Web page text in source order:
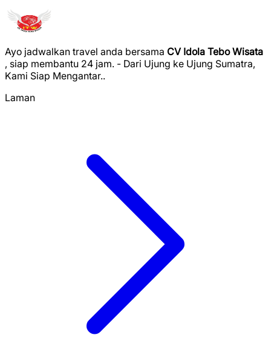
Ayo jadwalkan travel anda bersama CV Idola Tebo Wisata
, siap membantu 24 jam. - Dari Ujung ke Ujung Sumatra,
Kami Siap Mengantar..
Laman